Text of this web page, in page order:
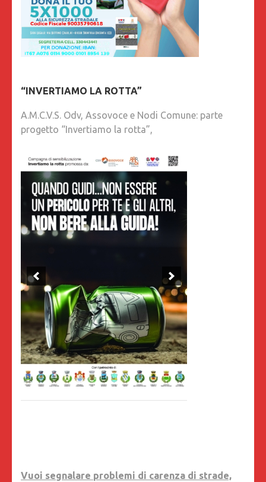
“INVERTIAMO LA ROTTA”
A.M.C.V.S. Odv, Assovoce e Nodi Comune: parte
progetto “Invertiamo la rotta”,
Vuoi segnalare problemi di carenza di strade,